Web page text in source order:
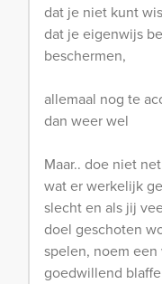
dat je niet kunt
dat je eigenwijs
beschermen,
allemaal nog te
dan weer wel
Maar.. doe niet
wat er werkelijk
slecht en als jij
doel geschoten
spelen, noem
goedwillend